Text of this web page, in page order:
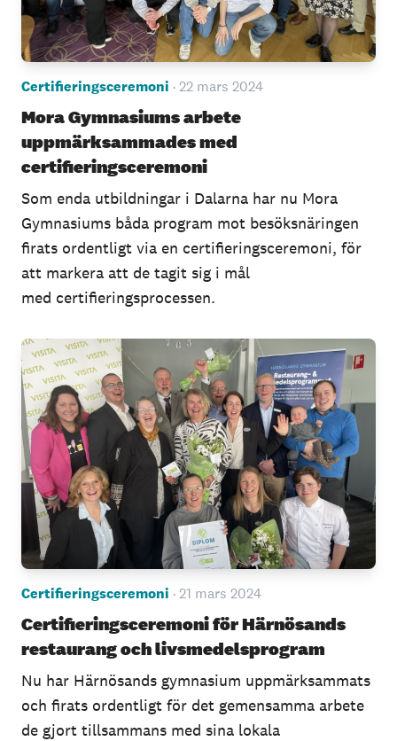
Certifieringsceremoni · 22 mars 2024
Mora Gymnasiums arbete
uppmärksammades med
certifieringsceremoni
Som enda utbildningar i Dalarna har nu Mora
Gymnasiums båda program mot besöksnäringen
firats ordentligt via en certifieringsceremoni, för
att markera att de tagit sig i mål
med certifieringsprocessen.
Certifieringsceremoni · 21 mars 2024
Certifieringsceremoni för Härnösands
restaurang och livsmedelsprogram
Nu har Härnösands gymnasium uppmärksammats
och firats ordentligt för det gemensamma arbete
de gjort tillsammans med sina lokala